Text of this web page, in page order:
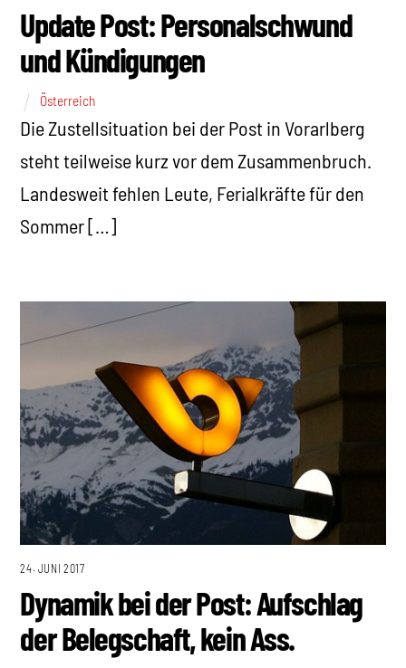
Update Post: Personalschwund
und Kündigungen
Österreich
Die Zustellsituation bei der Post in Vorarlberg
steht teilweise kurz vor dem Zusammenbruch.
Landesweit fehlen Leute, Ferialkräfte für den
Sommer […]
24. JUNI 2017
Dynamik bei der Post: Aufschlag
der Belegschaft, kein Ass.